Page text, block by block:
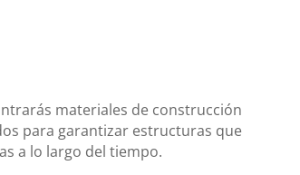
materiales de construcción
para garantizar estructuras que
a lo largo del tiempo.